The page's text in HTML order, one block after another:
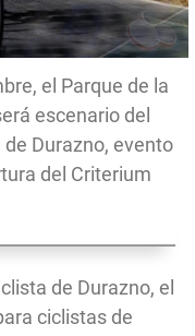
el Parque de la
escenario del
Durazno, evento
del Criterium
de Durazno, el
ciclistas de